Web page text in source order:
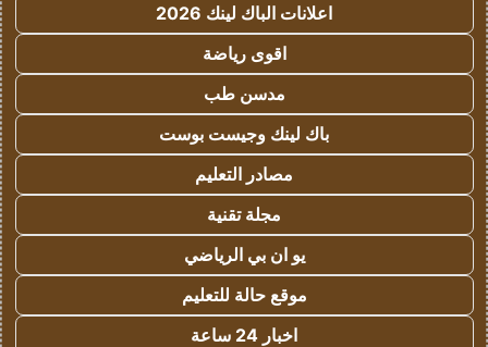
اعلانات الباك لينك 2026
اقوى رياضة
مدسن طب
باك لينك وجيست بوست
مصادر التعليم
مجلة تقنية
يو ان بي الرياضي
موقع حالة للتعليم
اخبار 24 ساعة